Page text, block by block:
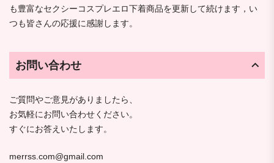
も豊富なセクシーコスプレエロ下着商品を更新して続けます，い
つも皆さんの応援に感謝します。
お問い合わせ
ご質問やご意見がありましたら、
お気軽にお問い合わせください。
すぐにお答えいたします。
merrss.com@gmail.com